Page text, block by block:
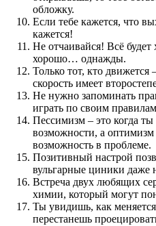
обложку.
Если тебе кажется, что
кажется!
Не отчаивайся! Всё
хорошо… однажды.
Только тот, кто
скорость имеет
Не нужно запоминать
играть по своим
Пессимизм – это когда
возможности, а оптимизм
возможность в проблеме.
Позитивный настрой
вульгарные циники даже
Встреча двух любящих
химии, который могут
Ты увидишь, как
перестанешь